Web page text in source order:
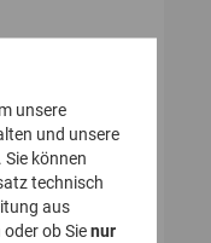
für
an
unsere
und unsere
können
technisch
aus
ob Sienur